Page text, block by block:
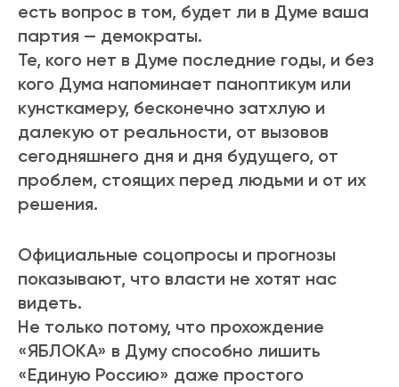
есть вопрос в том, будет ли в Думе ваша
партия — демократы.
Те, кого нет в Думе последние годы, и без
кого Дума напоминает паноптикум или
кунсткамеру, бесконечно затхлую и
далекую от реальности, от вызовов
сегодняшнего дня и дня будущего, от
проблем, стоящих перед людьми и от их
решения.
Официальные соцопросы и прогнозы
показывают, что власти не хотят нас
видеть.
Не только потому, что прохождение
«ЯБЛОКА» в Думу способно лишить
«Единую Россию» даже простого